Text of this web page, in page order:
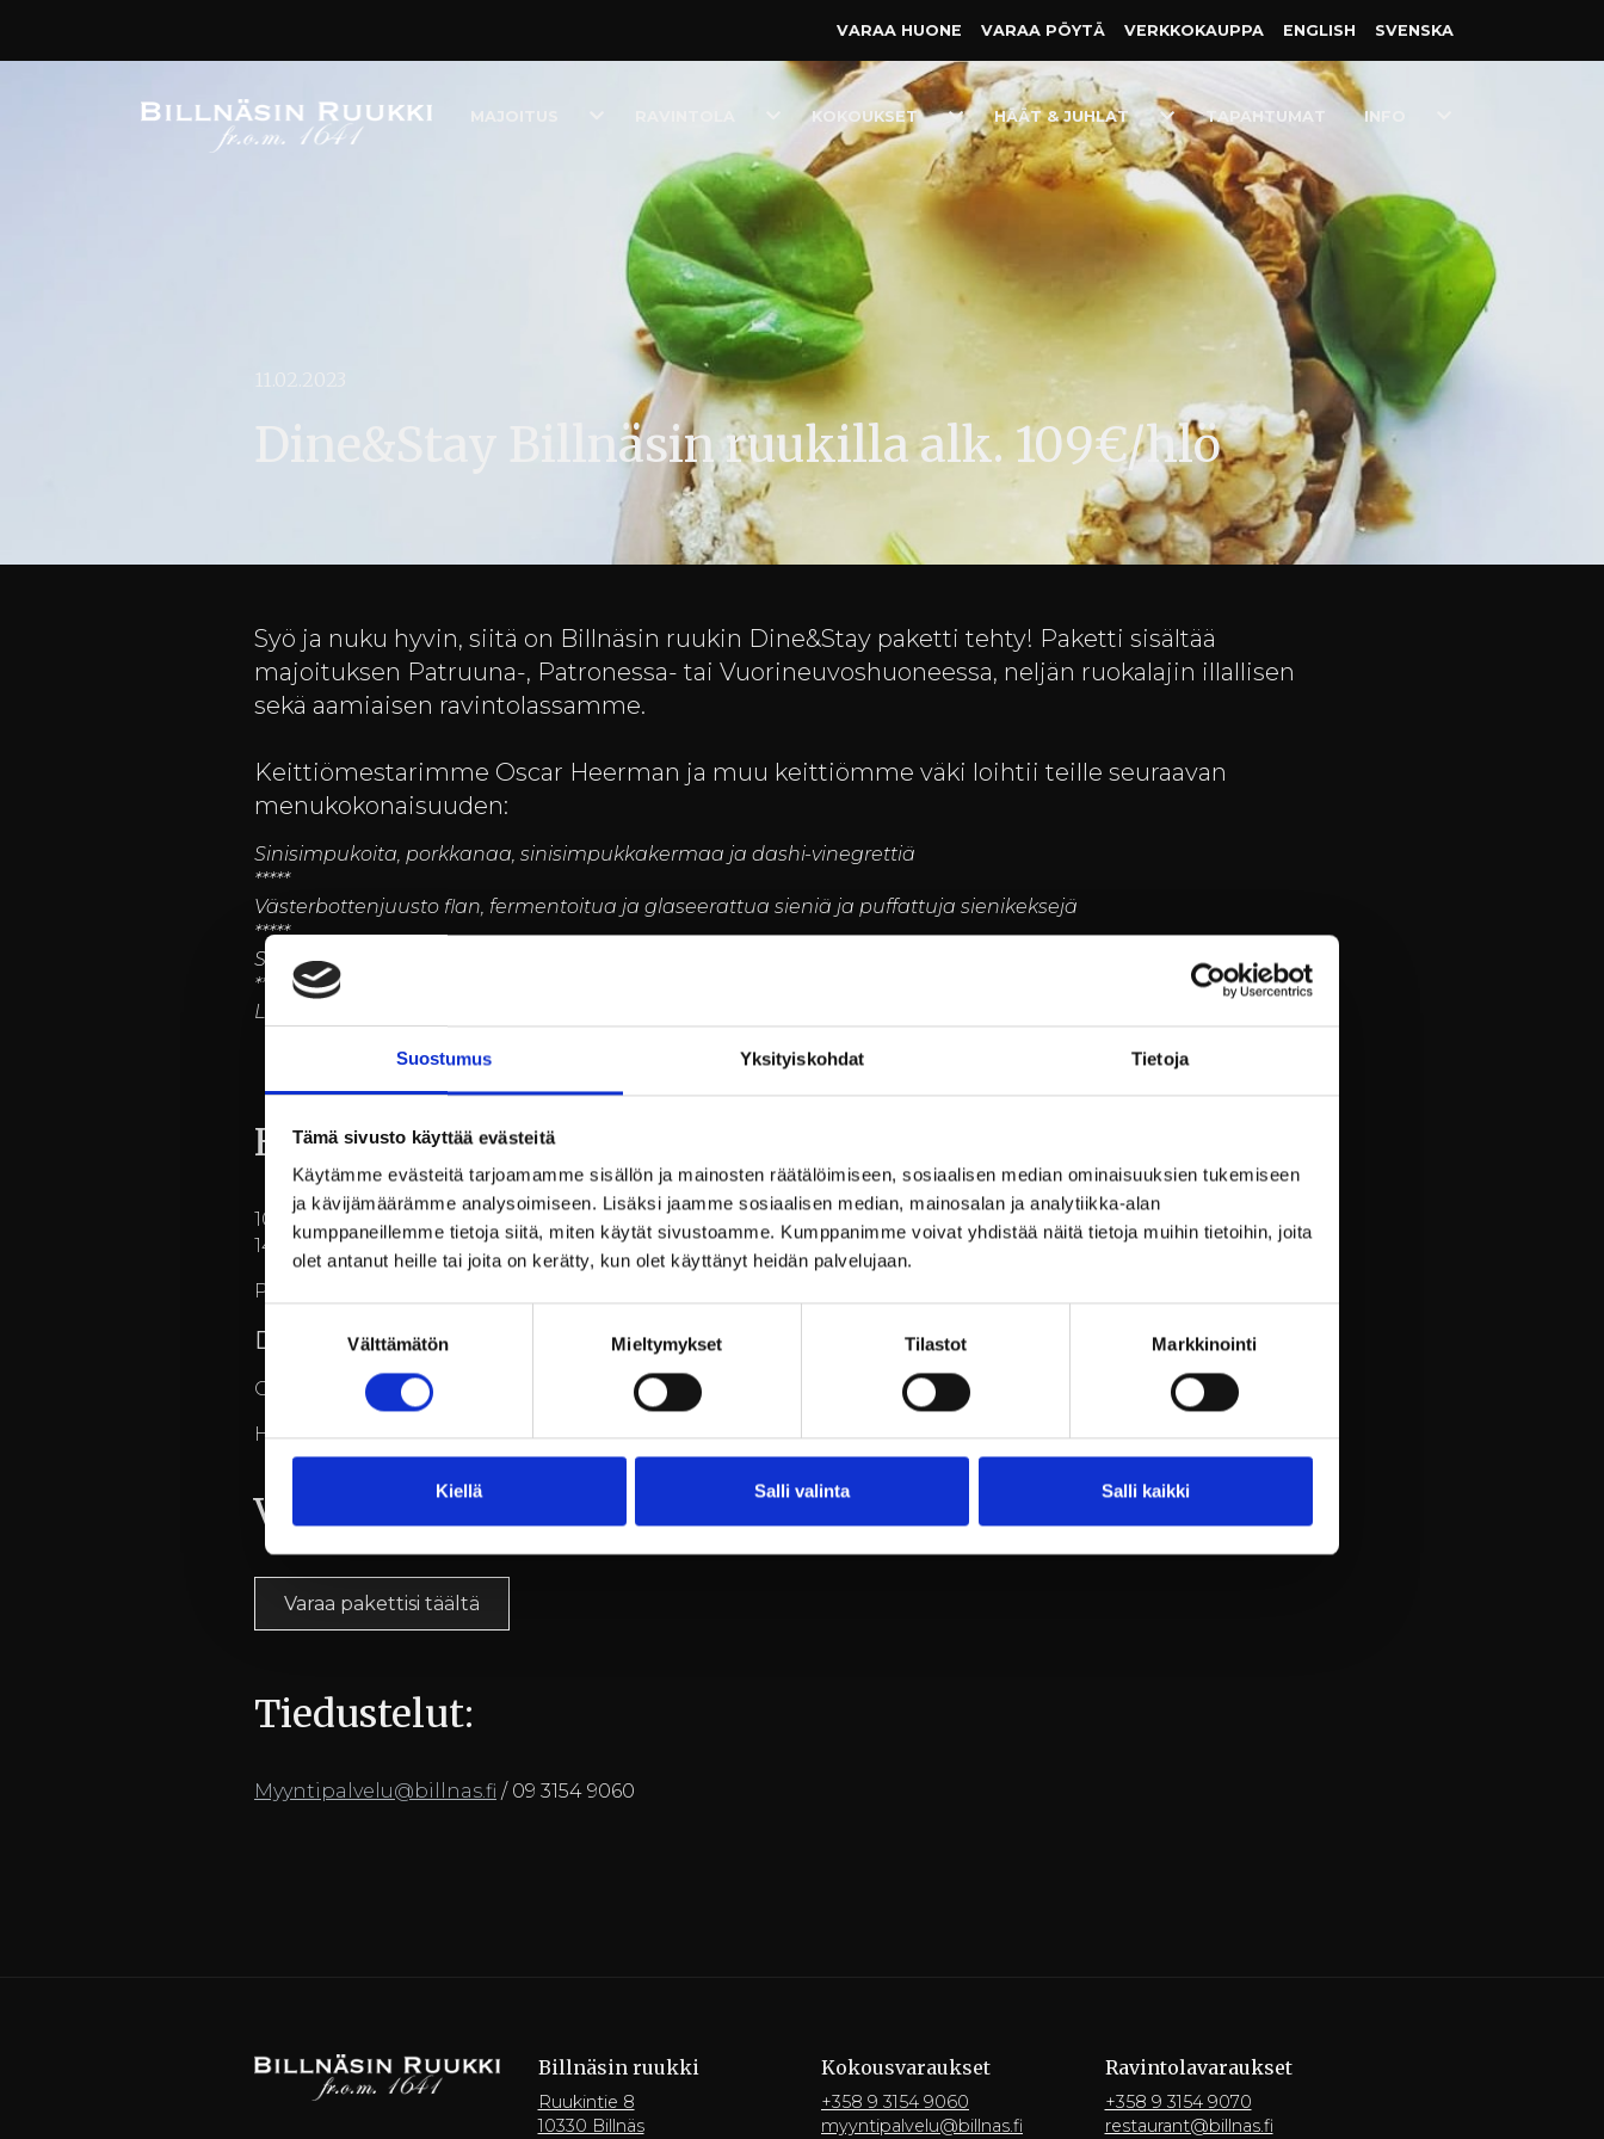
Suostumus Yksityiskohdat Tietoja
Tämä sivusto käyttää evästeitä
Käytämme evästeitä tarjoamamme sisällön ja mainosten räätälöimiseen, sosiaalisen median ominaisuuksien tukemiseen
ja kävijämäärämme analysoimiseen. Lisäksi jaamme sosiaalisen median, mainosalan ja analytiikka-alan
kumppaneillemme tietoja siitä, miten käytät sivustoamme. Kumppanimme voivat yhdistää näitä tietoja muihin tietoihin, joita
olet antanut heille tai joita on kerätty, kun olet käyttänyt heidän palvelujaan.
valinta
Välttämätön Mieltymykset Tilastot Markkinointi
Kiellä Salli valinta Salli kaikki
VARAA HUONE VARAA PÖYTÄ VERKKO­KAUPPA ENGLISH SVENSKA
MAJOITUS
Toggle
Dropdown
KOKOUKSET
Toggle
Dropdown
HÄÄT & JUHLAT
Toggle
Dropdown
TAPAHTUMAT INFO
11.02.2023
Dine&Stay Billnäsin ruukilla alk. 109€/hlö
Syö ja nuku hyvin, siitä on Billnäsin ruukin Dine&Stay paketti tehty! Paketti sisältää
majoituksen Patruuna-, Patronessa- tai Vuorineuvoshuoneessa, neljän ruokalajin illallisen
sekä aamiaisen ravintolassamme.
Keittiömestarimme Oscar Heerman ja muu keittiömme väki loihtii teille seuraavan
menukokonaisuuden:
Sinisimpukoita, porkkanaa, sinisimpukkakermaa ja dashi-vinegrettiä
*****
Västerbottenjuusto flan, fermentoitua ja glaseerattua sieniä ja puffattuja sienikeksejä
*****
Sorsaa, sorsanrasvassa paahdettua punajuurta, yuzumarinoitua keltajuurta ja sorsalientä
*****
Lämmintä suklaavaahtoa, inkiväärikeksiä ja sorbettia apelsiinillä ja fermentoidulla porkkanalla
Hinta:
109€/hlö/majoitus kahden hengen huoneessa
149€/hlö/majoitus yhden hengen huoneessa
Paketti on myynnissä verkkokaupassamme, syötä kamppanjakoodikenttään koodi:
DINE&STAY23
Ota siis irtiotto arjesta ja tule nauttimaan uniikista hotellihuoneesta ja hyvästä ruoasta!
Helmikuun ajan paketti varattavissa torstaista – launtaihin, maaliskuussa viikon kaikkina päiviniä.
Varaukset:
Varaa pakettisi täältä
Tiedustelut:
Myyntipalvelu@billnas.fi / 09 3154 9060
Billnäsin ruukki
Ruukintie 8
10330 Billnäs
Kokousvaraukset
+358 9 3154 9060
myyntipalvelu@billnas.fi
Ravintola­varaukset
+358 9 3154 9070
restaurant@billnas.fi